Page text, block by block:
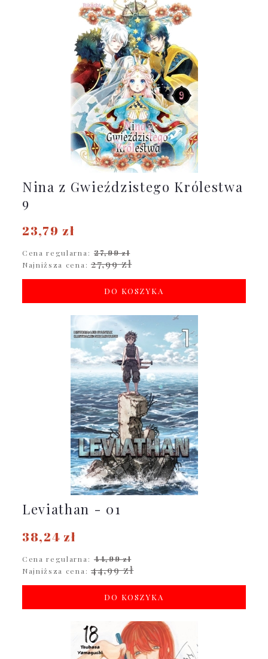
Nina z Gwieździstego Królestwa
9
23,79 zł
Cena regularna: 27,99 zł
Najniższa cena: 27,99 zł
DO KOSZYKA
Leviathan - 01
38,24 zł
Cena regularna: 44,99 zł
Najniższa cena: 44,99 zł
DO KOSZYKA